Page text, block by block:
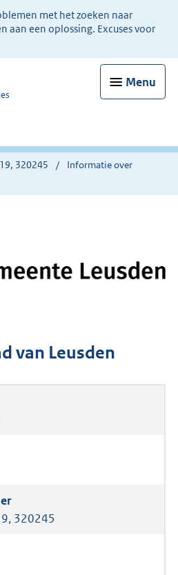
met het zoeken naar
aan een oplossing. Excuses voor
Menu
320245
Informatie over
van Leusden
320245